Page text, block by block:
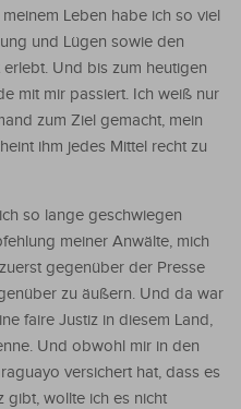
Leben habe ich so viel
und Lügen sowie den
Und bis zum heutigen
mit mir passiert. Ich weiß nur
zum Ziel gemacht, mein
ihm jedes Mittel recht zu
so lange geschwiegen
meiner Anwälte, mich
gegenüber der Presse
zu äußern. Und da war
faire Justiz in diesem Land,
Und obwohl mir in den
versichert hat, dass es
gibt, wollte ich es nicht